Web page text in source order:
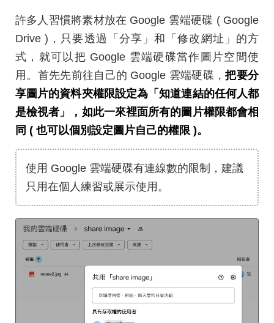
許多人習慣將素材放在 Google 雲端硬碟 ( Google
Drive )，只要透過「分享」和「修改網址」的方
式，就可以把 Google 雲端硬碟當作圖片空間使
用。首先先前往自己的 Google 雲端硬碟，把要分
享圖片的資料夾權限設定為「知道連結的任何人都
是檢視者」，如此一來裡面所有的圖片權限都會相
同 ( 也可以個別設定圖片自己的權限 )。
使用 Google 雲端硬碟有連線數的限制，建議
只用在個人練習或展示使用。